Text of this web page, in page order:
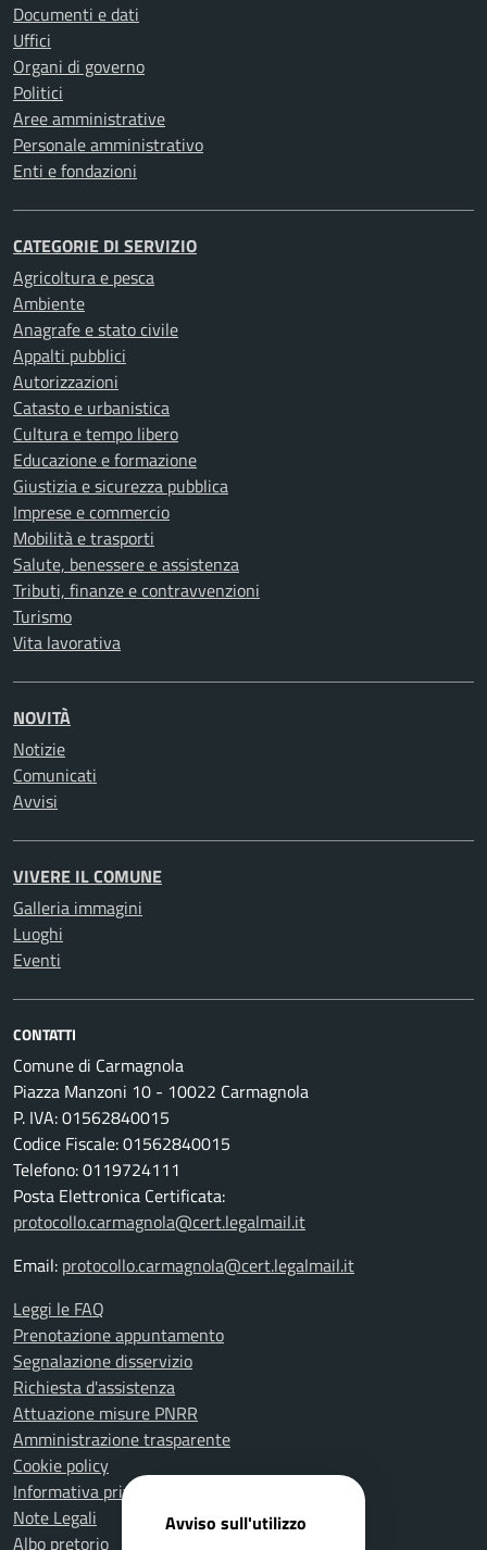
Documenti e dati
Uffici
Organi di governo
Politici
Aree amministrative
Personale amministrativo
Enti e fondazioni
CATEGORIE DI SERVIZIO
Agricoltura e pesca
Ambiente
Anagrafe e stato civile
Appalti pubblici
Autorizzazioni
Catasto e urbanistica
Cultura e tempo libero
Educazione e formazione
Giustizia e sicurezza pubblica
Imprese e commercio
Mobilità e trasporti
Salute, benessere e assistenza
Tributi, finanze e contravvenzioni
Turismo
Vita lavorativa
NOVITÀ
Notizie
Comunicati
Avvisi
VIVERE IL COMUNE
Galleria immagini
Luoghi
Eventi
CONTATTI
Comune di Carmagnola
Piazza Manzoni 10 - 10022 Carmagnola
P. IVA: 01562840015
Codice Fiscale: 01562840015
Telefono: 0119724111
Posta Elettronica Certificata:
protocollo.carmagnola@cert.legalmail.it
Email: protocollo.carmagnola@cert.legalmail.it
Leggi le FAQ
Prenotazione appuntamento
Segnalazione disservizio
Richiesta d'assistenza
Attuazione misure PNRR
Amministrazione trasparente
Cookie policy
Informativa privacy
Note Legali
Albo pretorio
Avviso sull'utilizzo